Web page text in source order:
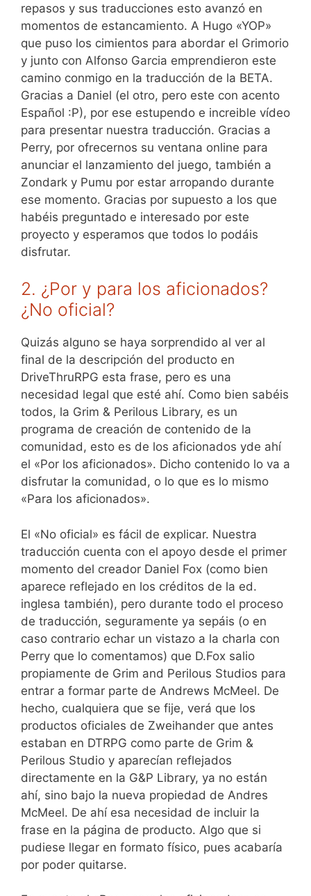
repasos y sus traducciones esto avanzó en
momentos de estancamiento. A Hugo «YOP»
que puso los cimientos para abordar el Grimorio
y junto con Alfonso Garcia emprendieron este
camino conmigo en la traducción de la BETA.
Gracias a Daniel (el otro, pero este con acento
Español :P), por ese estupendo e increible vídeo
para presentar nuestra traducción. Gracias a
Perry, por ofrecernos su ventana online para
anunciar el lanzamiento del juego, también a
Zondark y Pumu por estar arropando durante
ese momento. Gracias por supuesto a los que
habéis preguntado e interesado por este
proyecto y esperamos que todos lo podáis
disfrutar.
2. ¿Por y para los aficionados?
¿No oficial?
Quizás alguno se haya sorprendido al ver al
final de la descripción del producto en
DriveThruRPG esta frase, pero es una
necesidad legal que esté ahí. Como bien sabéis
todos, la Grim & Perilous Library, es un
programa de creación de contenido de la
comunidad, esto es de los aficionados yde ahí
el «Por los aficionados». Dicho contenido lo va a
disfrutar la comunidad, o lo que es lo mismo
«Para los aficionados».
El «No oficial» es fácil de explicar. Nuestra
traducción cuenta con el apoyo desde el primer
momento del creador Daniel Fox (como bien
aparece reflejado en los créditos de la ed.
inglesa también), pero durante todo el proceso
de traducción, seguramente ya sepáis (o en
caso contrario echar un vistazo a la charla con
Perry que lo comentamos) que D.Fox salio
propiamente de Grim and Perilous Studios para
entrar a formar parte de Andrews McMeel. De
hecho, cualquiera que se fije, verá que los
productos oficiales de Zweihander que antes
estaban en DTRPG como parte de Grim &
Perilous Studio y aparecían reflejados
directamente en la G&P Library, ya no están
ahí, sino bajo la nueva propiedad de Andres
McMeel. De ahí esa necesidad de incluir la
frase en la página de producto. Algo que si
pudiese llegar en formato físico, pues acabaría
por poder quitarse.